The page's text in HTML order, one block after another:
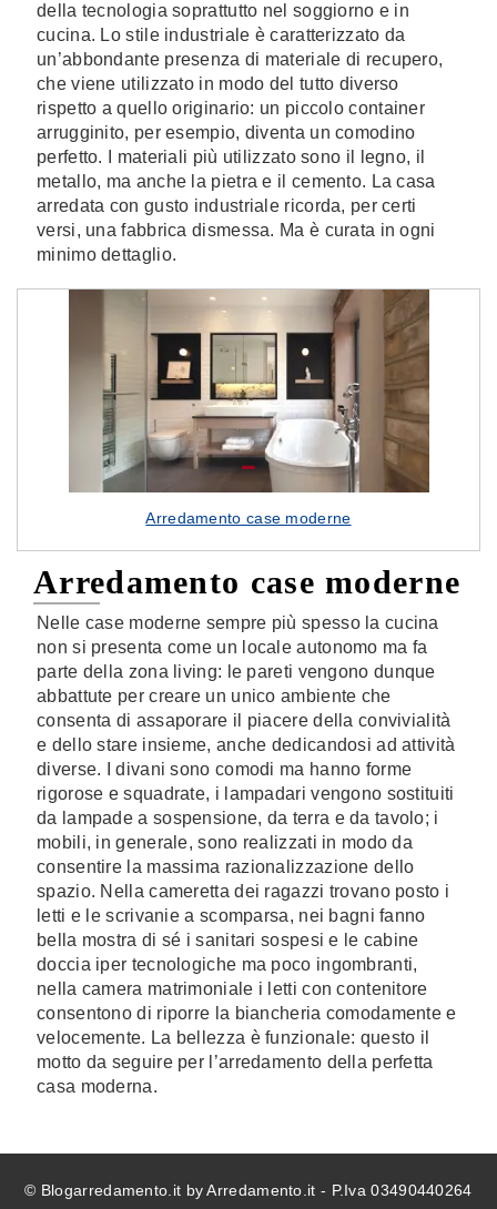
della tecnologia soprattutto nel soggiorno e in
cucina. Lo stile industriale è caratterizzato da
un’abbondante presenza di materiale di recupero,
che viene utilizzato in modo del tutto diverso
rispetto a quello originario: un piccolo container
arrugginito, per esempio, diventa un comodino
perfetto. I materiali più utilizzato sono il legno, il
metallo, ma anche la pietra e il cemento. La casa
arredata con gusto industriale ricorda, per certi
versi, una fabbrica dismessa. Ma è curata in ogni
minimo dettaglio.
Arredamento case moderne
Arredamento case moderne
Nelle case moderne sempre più spesso la cucina
non si presenta come un locale autonomo ma fa
parte della zona living: le pareti vengono dunque
abbattute per creare un unico ambiente che
consenta di assaporare il piacere della convivialità
e dello stare insieme, anche dedicandosi ad attività
diverse. I divani sono comodi ma hanno forme
rigorose e squadrate, i lampadari vengono sostituiti
da lampade a sospensione, da terra e da tavolo; i
mobili, in generale, sono realizzati in modo da
consentire la massima razionalizzazione dello
spazio. Nella cameretta dei ragazzi trovano posto i
letti e le scrivanie a scomparsa, nei bagni fanno
bella mostra di sé i sanitari sospesi e le cabine
doccia iper tecnologiche ma poco ingombranti,
nella camera matrimoniale i letti con contenitore
consentono di riporre la biancheria comodamente e
velocemente. La bellezza è funzionale: questo il
motto da seguire per l’arredamento della perfetta
casa moderna.
© Blogarredamento.it by Arredamento.it - P.Iva 03490440264